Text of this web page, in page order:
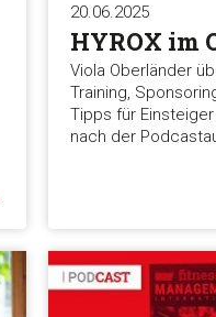
20.06.2025
HYROX im
Viola Oberländer
Training,
Tipps für
nach der